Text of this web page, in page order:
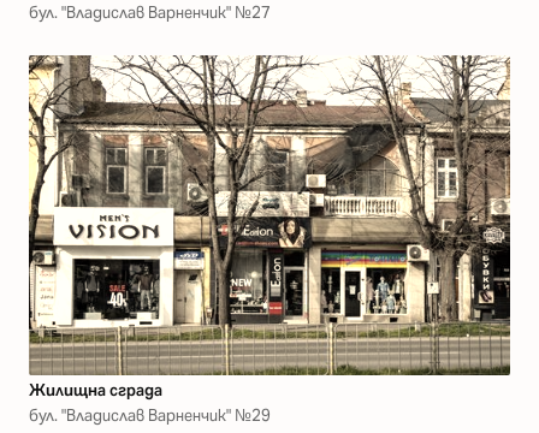
бул. "Владислав Варненчик" №27
Жилищна сграда
бул. "Владислав Варненчик" №29